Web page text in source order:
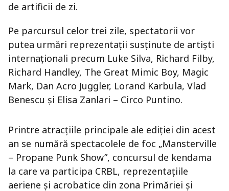
de artificii de zi.
Pe parcursul celor trei zile, spectatorii vor
putea urmări reprezentații susținute de artiști
internaționali precum Luke Silva, Richard Filby,
Richard Handley, The Great Mimic Boy, Magic
Mark, Dan Acro Juggler, Lorand Karbula, Vlad
Benescu și Elisa Zanlari – Circo Puntino.
Printre atracțiile principale ale ediției din acest
an se numără spectacolele de foc „Mansterville
– Propane Punk Show”, concursul de kendama
la care va participa CRBL, reprezentațiile
aeriene și acrobatice din zona Primăriei și